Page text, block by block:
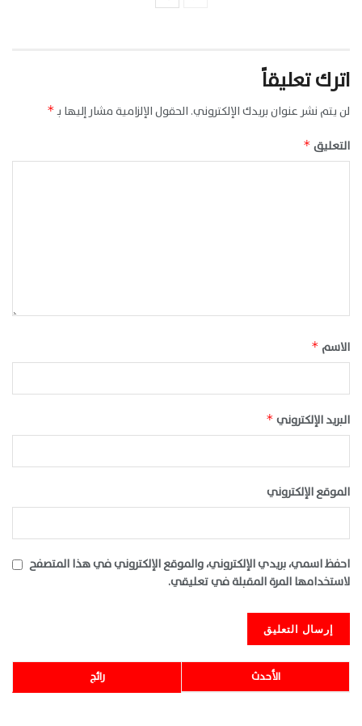
اترك تعليقاً
لن يتم نشر عنوان بريدك الإلكتروني. الحقول الإلزامية مشار إليها بـ*
التعليق *
الاسم *
البريد الإلكتروني *
الموقع الإلكتروني
احفظ اسمي، بريدي الإلكتروني، والموقع الإلكتروني في هذا المتصفح
لاستخدامها المرة المقبلة في تعليقي.
رائج الأحدث